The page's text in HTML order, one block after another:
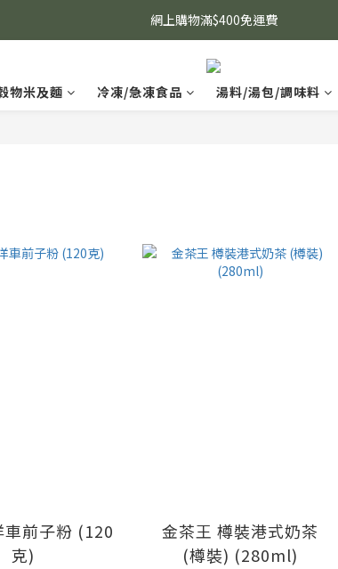
網上購物滿$400免運費
物米及麵 冷凍/急凍食品 湯料/湯包/調味料
車前子粉 (120
克)
金茶王 樽裝港式奶茶
(樽裝) (280ml)